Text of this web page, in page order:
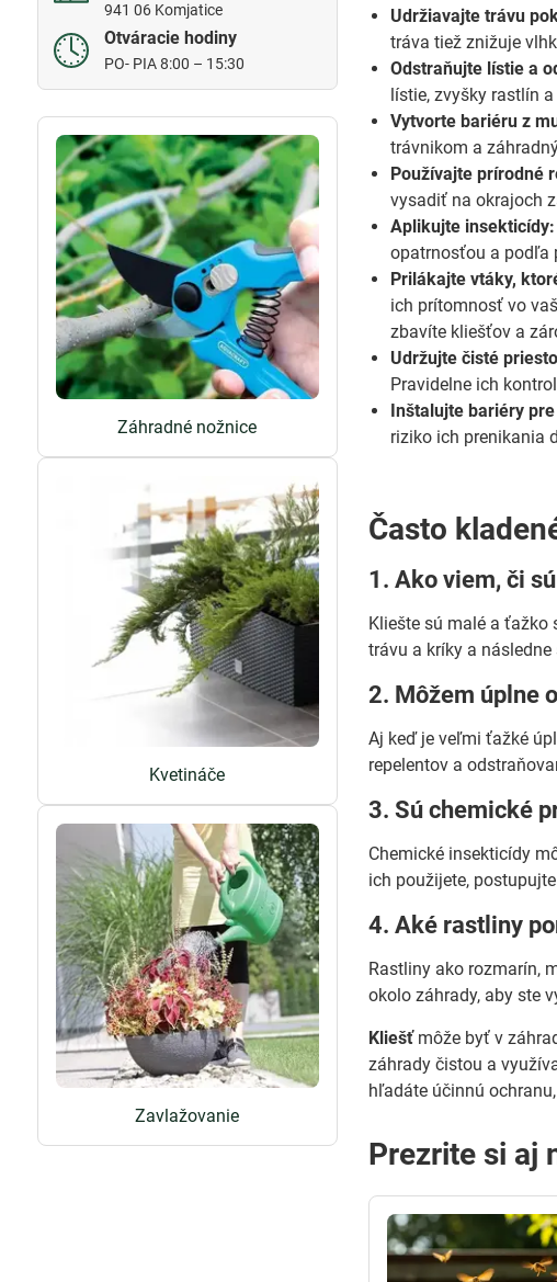
Udržiavajte trávu
tráva tiež znižuje
Odstraňujte lístie a
lístie, zvyšky rastlín
Vytvorte bariéru z
trávnikom a
Používajte prírodné
vysadiť na okrajoch
Aplikujte insekticídy:
opatrnosťou a podľa
Prilákajte vtáky,
ich prítomnosť vo
zbavíte kliešťov a
Udržujte čisté
Pravidelne ich
Inštalujte bariéry
riziko ich prenikania
Často
1. Ako viem, či
Kliešte sú malé a ťažko
trávu a kríky a
2. Môžem úplne
Aj keď je veľmi ťažké
repelentov a
3. Sú chemické
Chemické insekticídy
ich použijete,
4. Aké rastliny
Rastliny ako rozmarín,
okolo záhrady, aby ste
Kliešťmôže byť v
záhrady čistou a
hľadáte účinnú
Prezrite si aj
941 06 Komjatice
Otváracie hodiny
PO- PIA 8:00 – 15:30
Záhradné nožnice
Kvetináče
Zavlažovanie